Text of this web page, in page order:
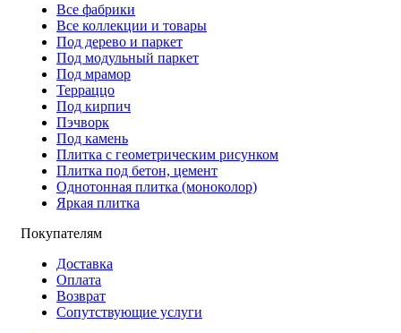
Все фабрики
Все коллекции и товары
Под дерево и паркет
Под модульный паркет
Под мрамор
Терраццо
Под кирпич
Пэчворк
Под камень
Плитка с геометрическим рисунком
Плитка под бетон, цемент
Однотонная плитка (моноколор)
Яркая плитка
Покупателям
Доставка
Оплата
Возврат
Сопутствующие услуги